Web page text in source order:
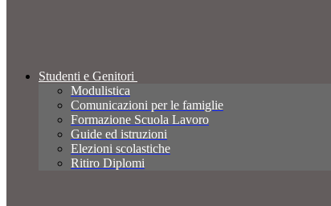
Studenti e Genitori
Modulistica
Comunicazioni per le famiglie
Formazione Scuola Lavoro
Guide ed istruzioni
Elezioni scolastiche
Ritiro Diplomi